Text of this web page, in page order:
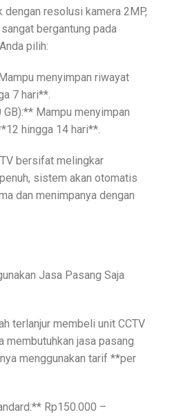
resolusi kamera 2MP,
bergantung pada
pilih:
menyimpan riwayat
7 hari**.
Mampu menyimpan
hingga 14 hari**.
bersifat melingkar
sistem akan otomatis
dan menimpanya dengan
Jasa Pasang Saja
terlanjur membeli unit CCTV
membutuhkan jasa pasang
menggunakan tarif **per
Rp150.000 –